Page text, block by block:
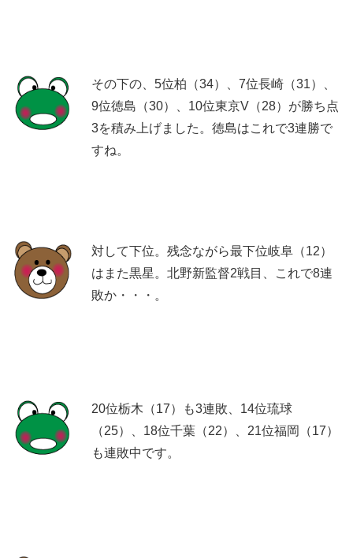
その下の、5位柏（34）、7位長崎（31）、
9位徳島（30）、10位東京V（28）が勝ち点
3を積み上げました。徳島はこれで3連勝で
すね。
対して下位。残念ながら最下位岐阜（12）
はまた黒星。北野新監督2戦目、これで8連
敗か・・・。
20位栃木（17）も3連敗、14位琉球
（25）、18位千葉（22）、21位福岡（17）
も連敗中です。